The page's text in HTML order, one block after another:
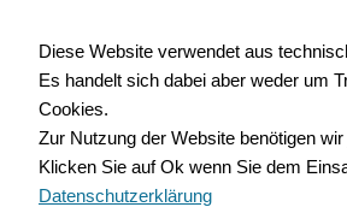
für Handwerk,
Diese Website verwendet aus
Es handelt sich dabei aber weder um
Cookies.
Zur Nutzung der Website benötigen
Klicken Sie auf Ok wenn Sie dem
Datenschutzerklärung